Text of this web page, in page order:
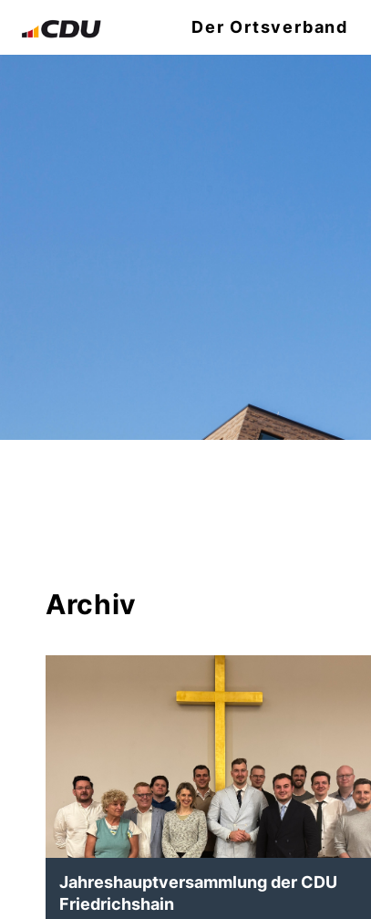
Der Ortsverband
Archiv
Jahreshauptversammlung der CDU
Friedrichshain